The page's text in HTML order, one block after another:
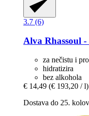
3.7 (6)
Alva Rhassoul
za nečistu i
hidratizira
bez alkohola
€ 14,49 (€ 193,20 / l)
Dostava do 25.